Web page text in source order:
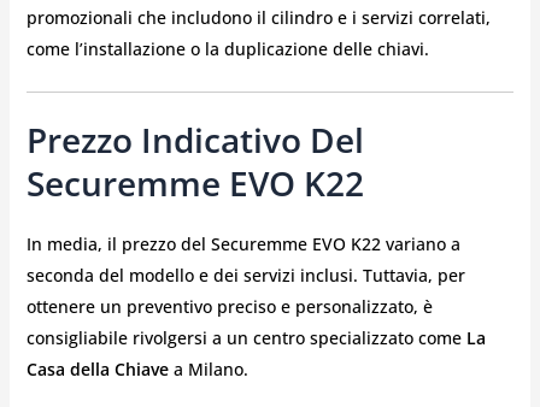
promozionali che includono il cilindro e i servizi correlati,
come l’installazione o la duplicazione delle chiavi.
Prezzo Indicativo Del
Securemme EVO K22
In media, il prezzo del Securemme EVO K22 variano a
seconda del modello e dei servizi inclusi. Tuttavia, per
ottenere un preventivo preciso e personalizzato, è
consigliabile rivolgersi a un centro specializzato come La
Casa della Chiavea Milano.